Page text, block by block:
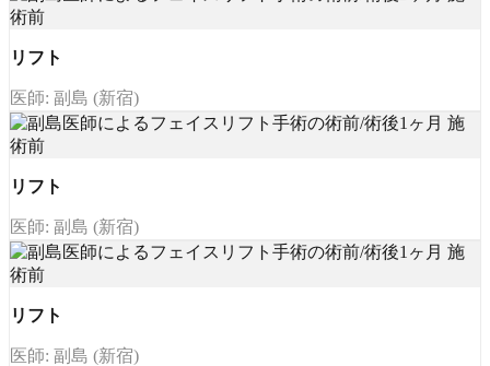
リフト
医師: 副島 (新宿)
リフト
医師: 副島 (新宿)
リフト
医師: 副島 (新宿)